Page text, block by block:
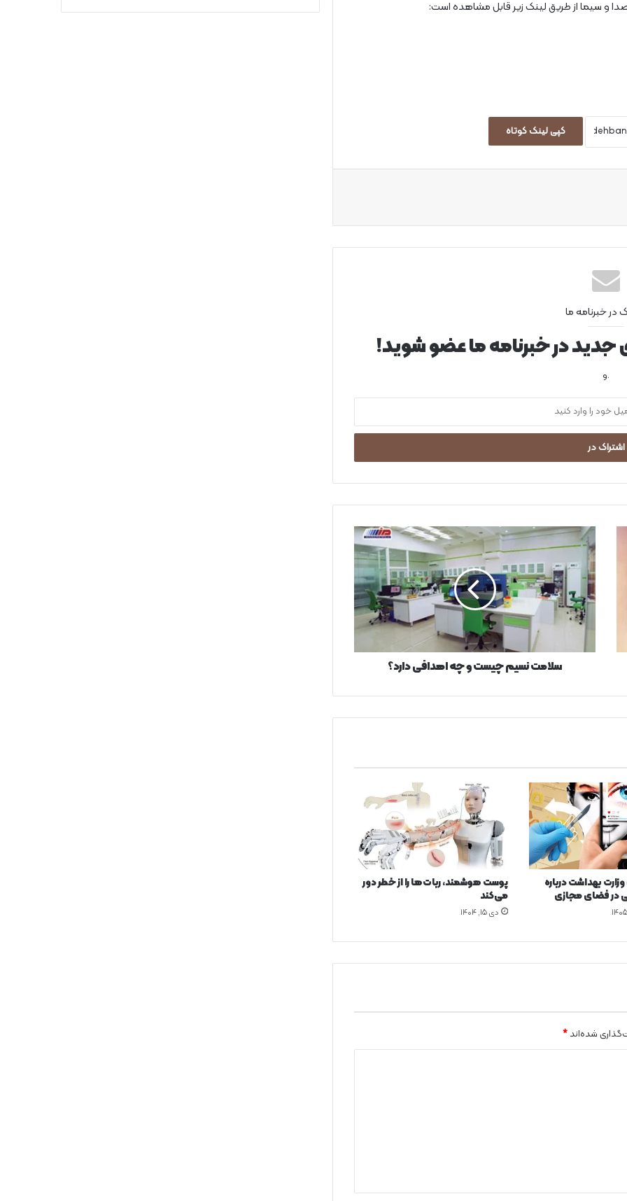
و سیما از طریق لینک زیر قابل مشاهده است:
کپی لینک کوتاه
در خبرنامه ما
جدید در خبرنامه ما عضو شوید!
.و
س
ل
ا
م
ت
ن
م
س
ا
ه
د
ف
ی
د
ا
ر
د
سلامت نسیم چیست و چه اهدافی دارد؟
بهداشت درباره
در فضای مجازی
پوست هوشمند، ربات‌ها را از خطر دور
می‌کند
دی ۱۵, ۱۴۰۴
شده‌اند *